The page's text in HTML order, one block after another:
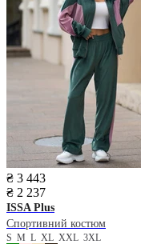
₴ 3 443
₴ 2 237
ISSA Plus
Спортивний костюм
S M L XL XXL 3XL